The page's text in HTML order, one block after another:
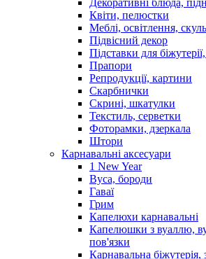
Декоративні блюда,
Квіти, пелюстки
Меблі, освітлення,
Підвісний декор
Підставки для
Прапори
Репродукції, картини
Скарбнички
Скрині, шкатулки
Текстиль, серветки
Фоторамки, дзеркала
Штори
Карнавальні аксесуари
1 New Year
Вуса, бороди
Гаваї
Грим
Капелюхи карнавальні
Капелюшки з вуаллю,
пов'язки
Карнавальна біжутерія,